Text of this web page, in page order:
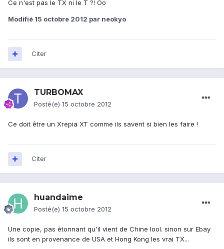
Ce n'est pas le TX ni le T ?! Oo
Modifié 15 octobre 2012 par neokyo
Citer
TURBOMAX
Posté(e) 15 octobre 2012
Ce doit être un Xrepia XT comme ils savent si bien les faire !
Citer
huandaime
Posté(e) 15 octobre 2012
Une copie, pas étonnant qu'il vient de Chine lool. sinon sur Ebay
ils sont en provenance de USA et Hong Kong les vrai TX...